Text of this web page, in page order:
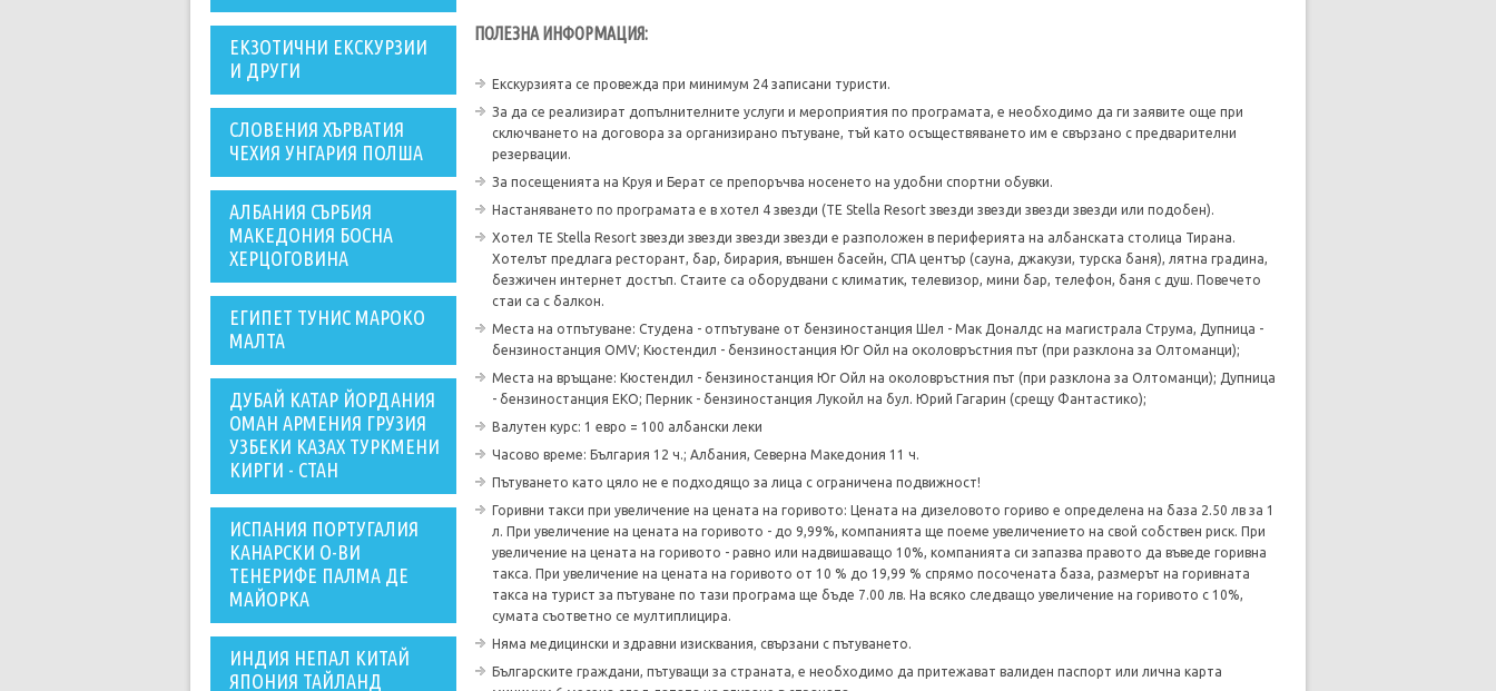
ЕКЗОТИЧНИ ЕКСКУРЗИИ
И ДРУГИ
СЛОВЕНИЯ ХЪРВАТИЯ
ЧЕХИЯ УНГАРИЯ ПОЛША
АЛБАНИЯ СЪРБИЯ
МАКЕДОНИЯ БОСНА
ХЕРЦОГОВИНА
ЕГИПЕТ ТУНИС МАРОКО
МАЛТА
ДУБАЙ КАТАР ЙОРДАНИЯ
ОМАН АРМЕНИЯ ГРУЗИЯ
УЗБЕКИ КАЗАХ ТУРКМЕНИ
КИРГИ - СТАН
ИСПАНИЯ ПОРТУГАЛИЯ
КАНАРСКИ О-ВИ
ТЕНЕРИФЕ ПАЛМА ДЕ
МАЙОРКА
ИНДИЯ НЕПАЛ КИТАЙ
ЯПОНИЯ ТАЙЛАНД
ПОЛЕЗНА ИНФОРМАЦИЯ:
Екскурзията се провежда при минимум 24 записани туристи.
За да се реализират допълнителните услуги и мероприятия по програмата, е необходимо да ги заявите още при
сключването на договора за организирано пътуване, тъй като осъществяването им е свързано с предварителни
резервации.
За посещенията на Круя и Берат се препоръчва носенето на удобни спортни обувки.
Настаняването по програмата е в хотел 4 звезди (TE Stella Resort звезди звезди звезди звезди или подобен).
Хотел TE Stella Resort звезди звезди звезди звезди е разположен в периферията на албанската столица Тирана.
Хотелът предлага ресторант, бар, бирария, външен басейн, СПА център (сауна, джакузи, турска баня), лятна градина,
безжичен интернет достъп. Стаите са оборудвани с климатик, телевизор, мини бар, телефон, баня с душ. Повечето
стаи са с балкон.
Места на отпътуване: Студена - отпътуване от бензиностанция Шел - Мак Доналдс на магистрала Струма, Дупница -
бензиностанция OMV; Кюстендил - бензиностанция Юг Ойл на околовръстния път (при разклона за Олтоманци);
Места на връщане: Кюстендил - бензиностанция Юг Ойл на околовръстния път (при разклона за Олтоманци); Дупница
- бензиностанция ЕКО; Перник - бензиностанция Лукойл на бул. Юрий Гагарин (срещу Фантастико);
Валутен курс: 1 евро = 100 албански леки
Часово време: България 12 ч.; Албания, Северна Македония 11 ч.
Пътуването като цяло не е подходящо за лица с ограничена подвижност!
Горивни такси при увеличение на цената на горивото: Цената на дизеловото гориво е определена на база 2.50 лв за 1
л. При увеличение на цената на горивото - до 9,99%, компанията ще поеме увеличението на свой собствен риск. При
увеличение на цената на горивото - равно или надвишаващо 10%, компанията си запазва правото да въведе горивна
такса. При увеличение на цената на горивото от 10 % до 19,99 % спрямо посочената база, размерът на горивната
такса на турист за пътуване по тази програма ще бъде 7.00 лв. На всяко следващо увеличение на горивото с 10%,
сумата съответно се мултиплицира.
Няма медицински и здравни изисквания, свързани с пътуването.
Българските граждани, пътуващи за страната, е необходимо да притежават валиден паспорт или лична карта